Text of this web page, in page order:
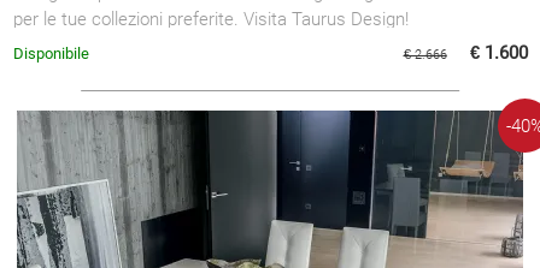
per le tue collezioni preferite. Visita Taurus Design!
€ 2.666 € 1.600
Disponibile
-